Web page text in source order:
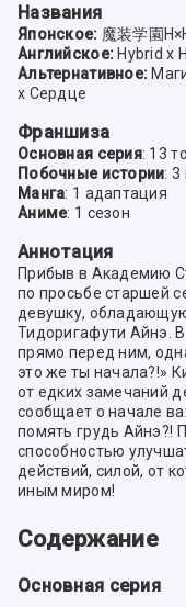
Названия
Японское: 魔装学園
Английское:Hybrid x
Альтернативное:
x Сердце
Франшиза
Основная серия: 13
Побочные истории: 3
Манга: 1 адаптация
Аниме: 1 сезон
Аннотация
Прибыв в Академию
по просьбе старшей
девушку,
Тидоригафути Айнэ.
прямо перед ним,
это же ты начала?!»
от едких замечаний
сообщает о начале
помять грудь Айнэ?!
способностью
действий, силой, от
иным миром!
Содержание
Основная серия